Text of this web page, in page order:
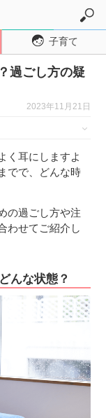
子育て
過ごし方の疑
2023年11月21日
く耳にしますよ
でで、どんな時
の過ごし方や注
わせてご紹介し
んな状態？